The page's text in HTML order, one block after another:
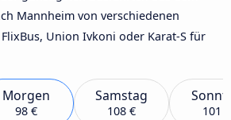
Mannheim von verschiedenen
Union Ivkoni oder Karat-S für
Morgen
98 €
Samstag
108 € 101 €